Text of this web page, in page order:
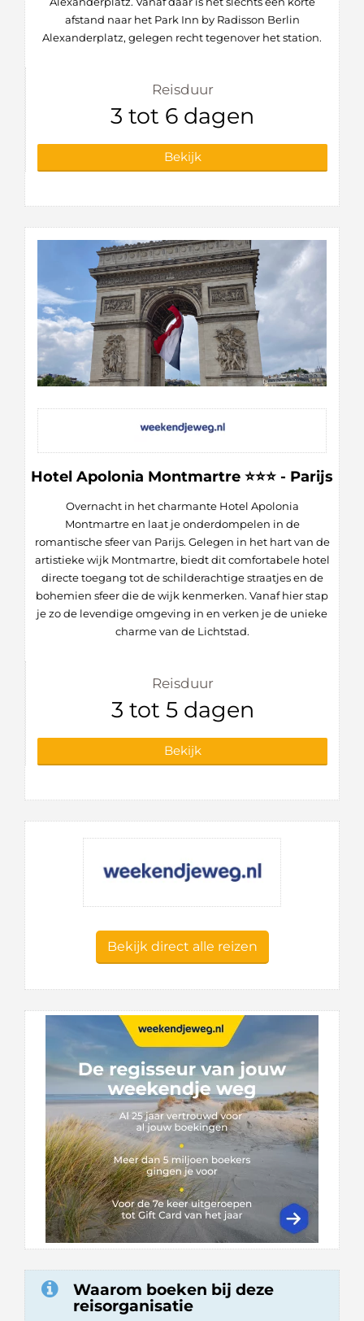
afstand naar het Park Inn by Radisson Berlin
Alexanderplatz, gelegen recht tegenover het station.
Reisduur
3 tot 6 dagen
Bekijk
Hotel Apolonia Montmartre ⭐⭐⭐ - Parijs
Overnacht in het charmante Hotel Apolonia
Montmartre en laat je onderdompelen in de
romantische sfeer van Parijs. Gelegen in het hart van de
artistieke wijk Montmartre, biedt dit comfortabele hotel
directe toegang tot de schilderachtige straatjes en de
bohemien sfeer die de wijk kenmerken. Vanaf hier stap
je zo de levendige omgeving in en verken je de unieke
charme van de Lichtstad.
Reisduur
3 tot 5 dagen
Bekijk
Bekijk direct alle reizen
Waarom boeken bij deze
reisorganisatie